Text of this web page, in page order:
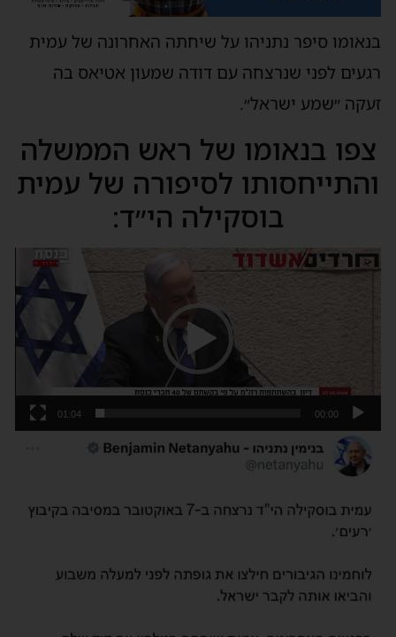
בנאומו סיפר נתניהו על שיחתה האחרונה של עמית
רגעים לפני שנרצחה עם דודה שמעון אטיאס בה
זעקה ״שמע ישראל״.
צפו בנאומו של ראש הממשלה
והתייחסותו לסיפורה של עמית
בוסקילה הי״ד:
נגן
00:00
01:04